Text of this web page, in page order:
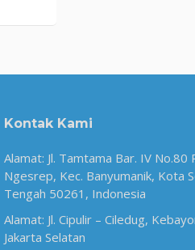
Kontak Kami
Alamat: Jl. Tamtama Bar. IV No.80
Ngesrep, Kec. Banyumanik, Kota
Tengah 50261, Indonesia
Alamat: Jl. Cipulir – Ciledug,
Jakarta Selatan